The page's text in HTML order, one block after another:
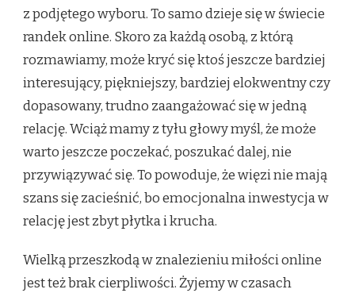
z podjętego wyboru. To samo dzieje się w świecie
randek online. Skoro za każdą osobą, z którą
rozmawiamy, może kryć się ktoś jeszcze bardziej
interesujący, piękniejszy, bardziej elokwentny czy
dopasowany, trudno zaangażować się w jedną
relację. Wciąż mamy z tyłu głowy myśl, że może
warto jeszcze poczekać, poszukać dalej, nie
przywiązywać się. To powoduje, że więzi nie mają
szans się zacieśnić, bo emocjonalna inwestycja w
relację jest zbyt płytka i krucha.
Wielką przeszkodą w znalezieniu miłości online
jest też brak cierpliwości. Żyjemy w czasach